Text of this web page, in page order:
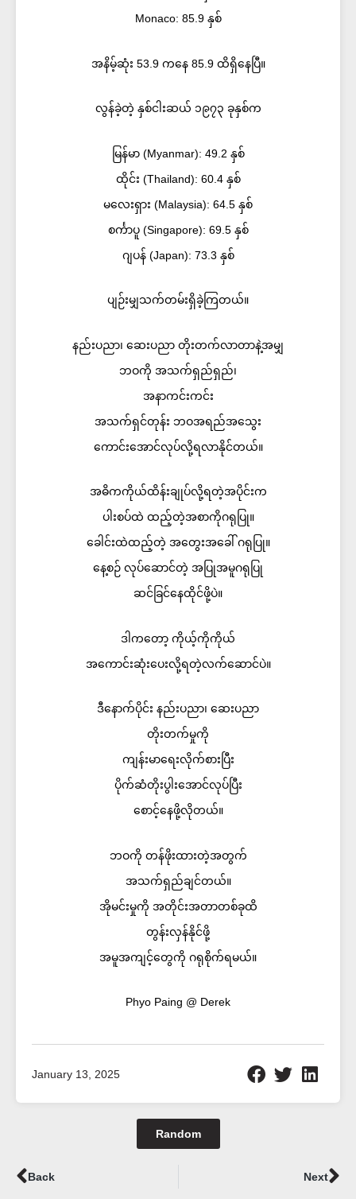
Monaco: 85.9 နှစ်
အနိမ့်ဆုံး 53.9 ကနေ 85.9 ထိရှိနေပြီ။
လွန်ခဲ့တဲ့ နှစ်ငါးဆယ် ၁၉၇၃ ခုနှစ်က
မြန်မာ (Myanmar): 49.2 နှစ်
ထိုင်း (Thailand): 60.4 နှစ်
မလေးရှား (Malaysia): 64.5 နှစ်
စင်္ကာပူ (Singapore): 69.5 နှစ်
ဂျပန် (Japan): 73.3 နှစ်
ပျဉ်းမျှသက်တမ်းရှိခဲ့ကြတယ်။
နည်းပညာ၊ ဆေးပညာ တိုးတက်လာတာနဲ့အမျှ
ဘဝကို အသက်ရှည်ရှည်၊
အနာကင်းကင်း
အသက်ရှင်တုန်း ဘဝအရည်အသွေး
ကောင်းအောင်လုပ်လို့ရလာနိုင်တယ်။
အဓိကကိုယ်ထိန်းချုပ်လို့ရတဲ့အပိုင်းက
ပါးစပ်ထဲ ထည့်တဲ့အစာကိုဂရုပြု။
ခေါင်းထဲထည့်တဲ့ အတွေးအခေါ် ဂရုပြု။
နေ့စဉ် လုပ်ဆောင်တဲ့ အပြုအမူဂရုပြု
ဆင်ခြင်နေထိုင်ဖို့ပဲ။
ဒါကတော့ ကိုယ့်ကိုကိုယ်
အကောင်းဆုံးပေးလို့ရတဲ့လက်ဆောင်ပဲ။
ဒီနောက်ပိုင်း နည်းပညာ၊ ဆေးပညာ
တိုးတက်မှုကို
ကျန်းမာရေးလိုက်စားပြီး
ပိုက်ဆံတိုးပွါးအောင်လုပ်ပြီး
စောင့်နေဖို့လိုတယ်။
ဘဝကို တန်ဖိုးထားတဲ့အတွက်
အသက်ရှည်ချင်တယ်။
အိုမင်းမှုကို အတိုင်းအတာတစ်ခုထိ
တွန်းလှန်နိုင်ဖို့
အမူအကျင့်တွေကို ဂရုစိုက်ရမယ်။
Phyo Paing @ Derek
January 13, 2025
Random
Prev
Back Next